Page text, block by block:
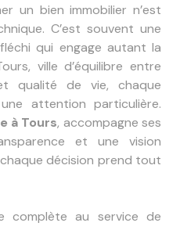
un bien immobilier n’est
C’est souvent une
qui engage autant la
ville d’équilibre entre
qualité de vie, chaque
attention particulière.
à Tours, accompagne ses
et une vision
décision prend tout
complète au service de